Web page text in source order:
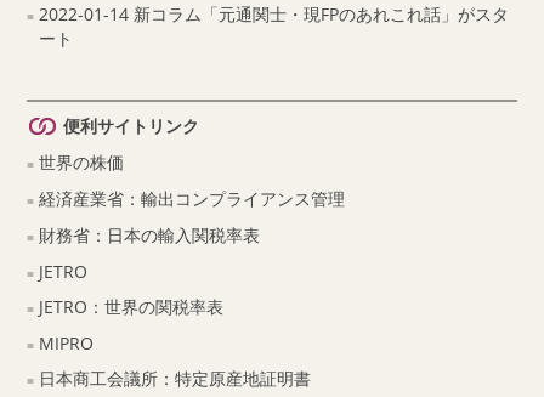
2022-01-14 新コラム「元通関士・現FPのあれこれ話」がスタ
ート
便利サイトリンク
世界の株価
経済産業省：輸出コンプライアンス管理
財務省：日本の輸入関税率表
JETRO
JETRO：世界の関税率表
MIPRO
日本商工会議所：特定原産地証明書